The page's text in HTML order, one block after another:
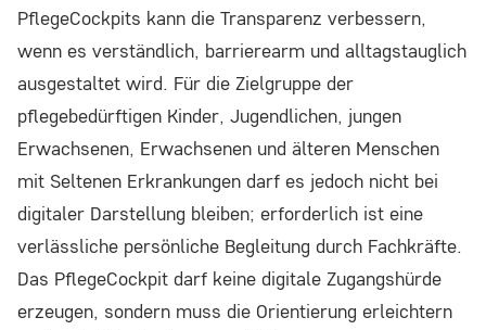
PflegeCockpits kann die Transparenz verbessern,
wenn es verständlich, barrierearm und alltagstauglich
ausgestaltet wird. Für die Zielgruppe der
pflegebedürftigen Kinder, Jugendlichen, jungen
Erwachsenen, Erwachsenen und älteren Menschen
mit Seltenen Erkrankungen darf es jedoch nicht bei
digitaler Darstellung bleiben; erforderlich ist eine
verlässliche persönliche Begleitung durch Fachkräfte.
Das PflegeCockpit darf keine digitale Zugangshürde
erzeugen, sondern muss die Orientierung erleichtern